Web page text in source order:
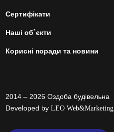
Сертифікати
Наші об`єкти
Корисні поради та новини
2014 – 2026 Оздоба будівельна
Developed byLEO Web&Marketing